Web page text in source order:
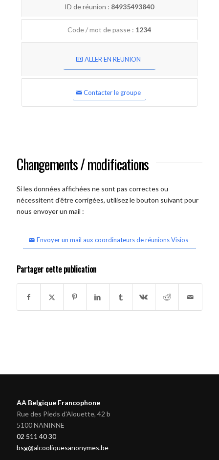
ID de réunion : 84935493840
Code / mot de passe : 1234
ALLER EN REUNION
Contacter le groupe
Changements / modifications
Si les données affichées ne sont pas correctes ou
nécessitent d'être corrigées, utilisez le bouton suivant pour
nous envoyer un mail :
Envoyer un mail aux coordinateurs de réunions Visios
Partager cette publication
AA Belgique Francophone
Rue des Pieds d'Alouette, 42 b
5100 NANINNE
02 511 40 30
bsg@alcooliquesanonymes.be